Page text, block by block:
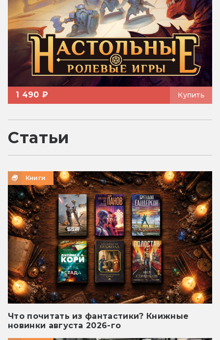
1 490 ₽ Купить
Статьи
Книги
Что почитать из фантастики? Книжные
новинки августа 2026-го